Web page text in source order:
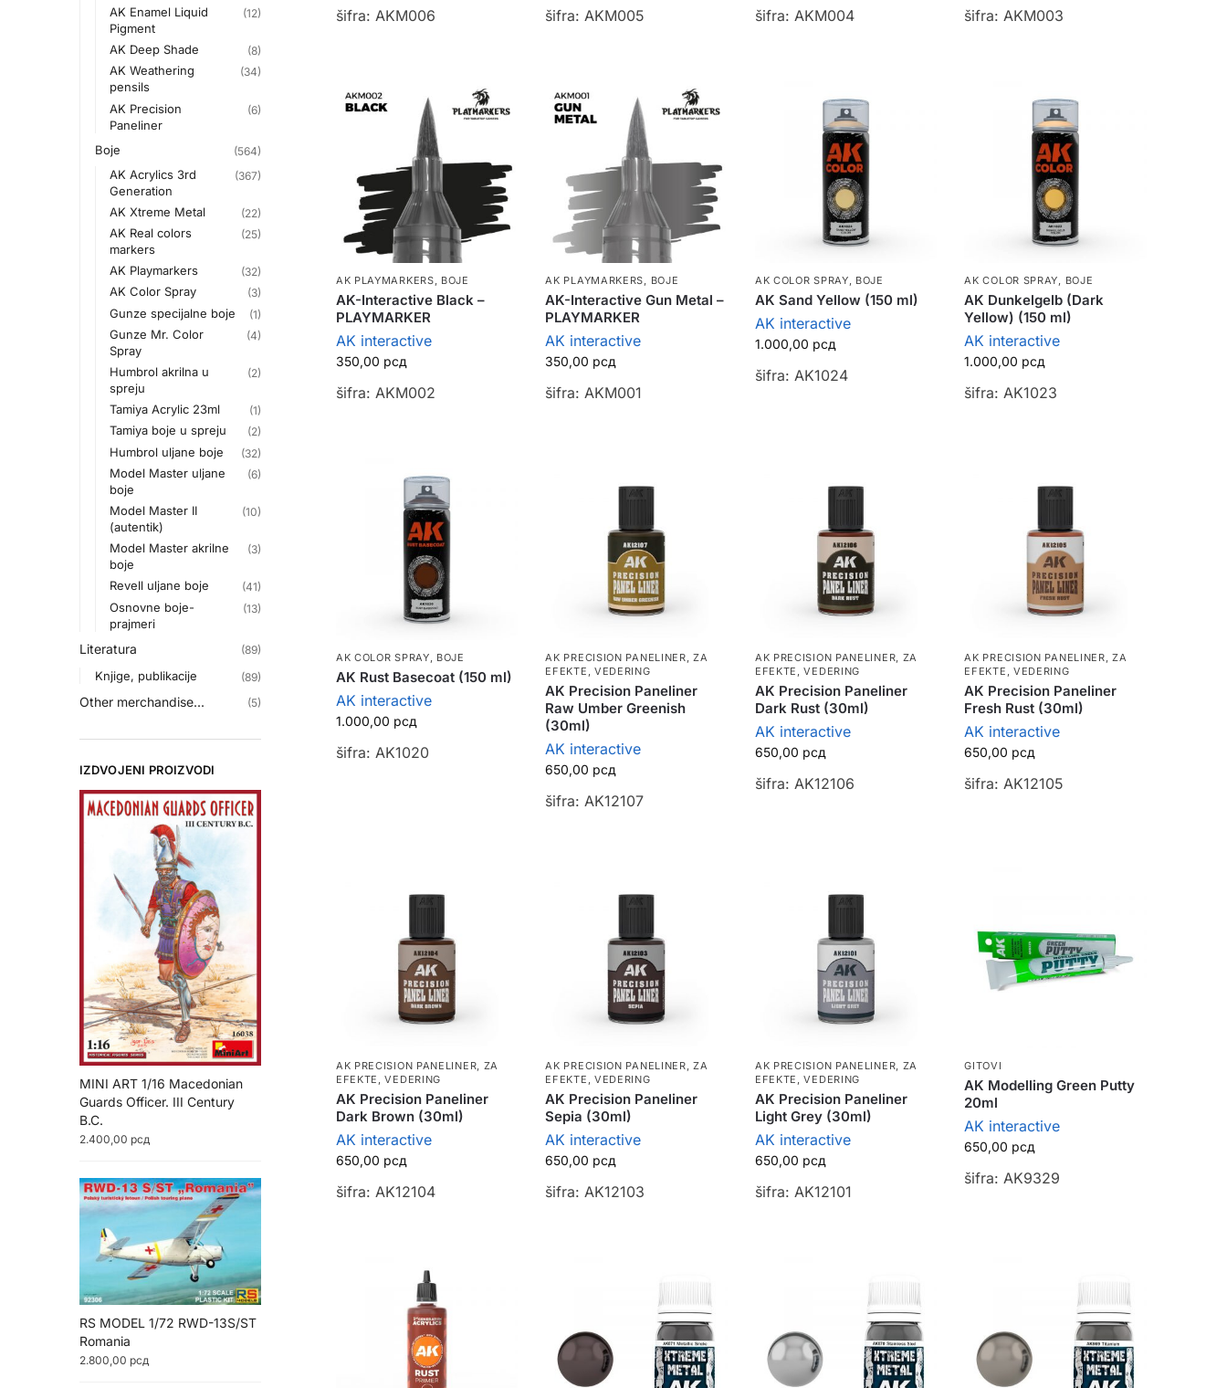
šifra: AKM006 šifra: AKM005 šifra: AKM004 šifra: AKM003
AK PLAYMARKERS, BOJE
AK-Interactive Black –
PLAYMARKER
AK interactive
350,00 рсд
šifra: AKM002
AK PLAYMARKERS, BOJE
AK-Interactive Gun Metal –
PLAYMARKER
AK interactive
350,00 рсд
šifra: AKM001
AK COLOR SPRAY, BOJE
AK Sand Yellow (150 ml)
AK interactive
1.000,00 рсд
šifra: AK1024
AK COLOR SPRAY, BOJE
AK Dunkelgelb (Dark
Yellow) (150 ml)
AK interactive
1.000,00 рсд
šifra: AK1023
AK COLOR SPRAY, BOJE
AK Rust Basecoat (150 ml)
AK interactive
1.000,00 рсд
šifra: AK1020
AK PRECISION PANELINER,ZA
EFEKTE, VEDERING
AK Precision Paneliner
Raw Umber Greenish
(30ml)
AK interactive
650,00 рсд
šifra: AK12107
AK PRECISION PANELINER, ZA
EFEKTE, VEDERING
AK Precision Paneliner
Dark Rust (30ml)
AK interactive
650,00 рсд
šifra: AK12106
AK PRECISION PANELINER,ZA
EFEKTE, VEDERING
AK Precision Paneliner
Fresh Rust (30ml)
AK interactive
650,00 рсд
šifra: AK12105
AK PRECISION PANELINER, ZA
EFEKTE, VEDERING
AK Precision Paneliner
Dark Brown (30ml)
AK interactive
650,00 рсд
šifra: AK12104
AK PRECISION PANELINER,ZA
EFEKTE, VEDERING
AK Precision Paneliner
Sepia (30ml)
AK interactive
650,00 рсд
šifra: AK12103
AK PRECISION PANELINER, ZA
EFEKTE, VEDERING
AK Precision Paneliner
Light Grey (30ml)
AK interactive
650,00 рсд
šifra: AK12101
GITOVI
AK Modelling Green Putty
20ml
AK interactive
650,00 рсд
šifra: AK9329
AK Enamel Liquid
Pigment
(12)
AK Deep Shade (8)
AK Weathering
pensils
(34)
AK Precision
Paneliner
(6)
Boje (564)
AK Acrylics 3rd
Generation
(367)
AK Xtreme Metal (22)
AK Real colors
markers
(25)
AK Playmarkers (32)
AK Color Spray (3)
Gunze specijalne boje (1)
Gunze Mr. Color
Spray
(4)
Humbrol akrilna u
spreju
(2)
Tamiya Acrylic 23ml (1)
Tamiya boje u spreju (2)
Humbrol uljane boje (32)
Model Master uljane
boje
(6)
Model Master II
(autentik)
(10)
Model Master akrilne
boje
(3)
Revell uljane boje (41)
Osnovne boje-
prajmeri
(13)
Literatura (89)
Knjige, publikacije (89)
Other merchandise... (5)
IZDVOJENI PROIZVODI
MINI ART 1/16 Macedonian
Guards Officer. III Century
B.C.
2.400,00 рсд
RS MODEL 1/72 RWD-13S/ST
Romania
2.800,00 рсд